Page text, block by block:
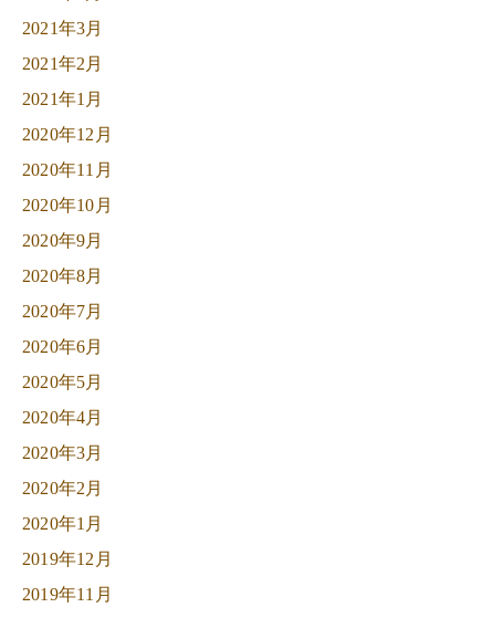
2021年3月
2021年2月
2021年1月
2020年12月
2020年11月
2020年10月
2020年9月
2020年8月
2020年7月
2020年6月
2020年5月
2020年4月
2020年3月
2020年2月
2020年1月
2019年12月
2019年11月